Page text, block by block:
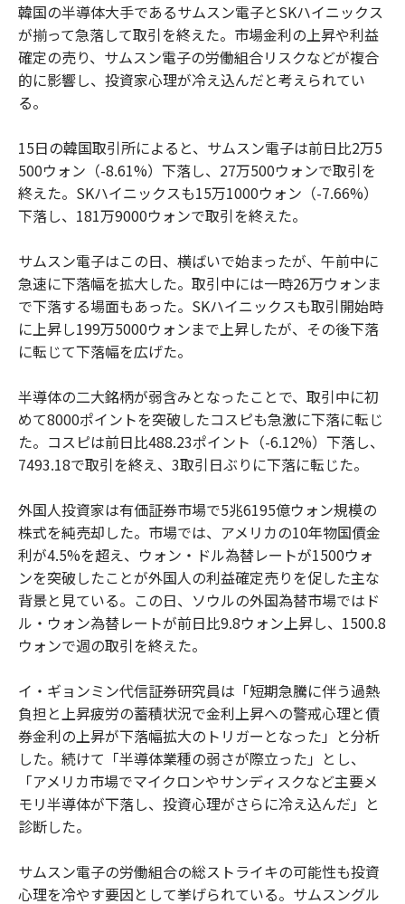
韓国の半導体大手であるサムスン電子とSKハイニックス
が揃って急落して取引を終えた。市場金利の上昇や利益
確定の売り、サムスン電子の労働組合リスクなどが複合
的に影響し、投資家心理が冷え込んだと考えられてい
る。
15日の韓国取引所によると、サムスン電子は前日比2万5
500ウォン（-8.61%）下落し、27万500ウォンで取引を
終えた。SKハイニックスも15万1000ウォン（-7.66%）
下落し、181万9000ウォンで取引を終えた。
サムスン電子はこの日、横ばいで始まったが、午前中に
急速に下落幅を拡大した。取引中には一時26万ウォンま
で下落する場面もあった。SKハイニックスも取引開始時
に上昇し199万5000ウォンまで上昇したが、その後下落
に転じて下落幅を広げた。
半導体の二大銘柄が弱含みとなったことで、取引中に初
めて8000ポイントを突破したコスピも急激に下落に転じ
た。コスピは前日比488.23ポイント（-6.12%）下落し、
7493.18で取引を終え、3取引日ぶりに下落に転じた。
外国人投資家は有価証券市場で5兆6195億ウォン規模の
株式を純売却した。市場では、アメリカの10年物国債金
利が4.5%を超え、ウォン・ドル為替レートが1500ウォ
ンを突破したことが外国人の利益確定売りを促した主な
背景と見ている。この日、ソウルの外国為替市場ではド
ル・ウォン為替レートが前日比9.8ウォン上昇し、1500.8
ウォンで週の取引を終えた。
イ・ギョンミン代信証券研究員は「短期急騰に伴う過熱
負担と上昇疲労の蓄積状況で金利上昇への警戒心理と債
券金利の上昇が下落幅拡大のトリガーとなった」と分析
した。続けて「半導体業種の弱さが際立った」とし、
「アメリカ市場でマイクロンやサンディスクなど主要メ
モリ半導体が下落し、投資心理がさらに冷え込んだ」と
診断した。
サムスン電子の労働組合の総ストライキの可能性も投資
心理を冷やす要因として挙げられている。サムスングル